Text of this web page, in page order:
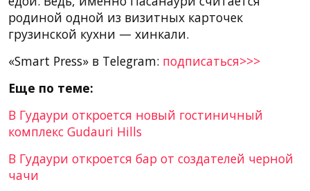
родиной одной из визитных карточек
грузинской кухни — хинкали.
«Smart Press» в Telegram: подписаться>>>
Еще по теме:
В Гудаури откроется новый гостиничный
комплекс Gudauri Hills
В Гудаури откроется бар от создателей черной
чачи